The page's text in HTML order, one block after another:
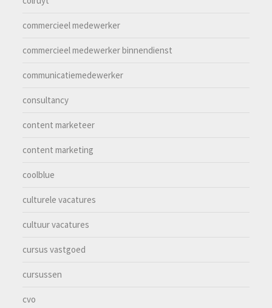
commercieel medewerker
commercieel medewerker binnendienst
communicatiemedewerker
consultancy
content marketeer
content marketing
coolblue
culturele vacatures
cultuur vacatures
cursus vastgoed
cursussen
cvo